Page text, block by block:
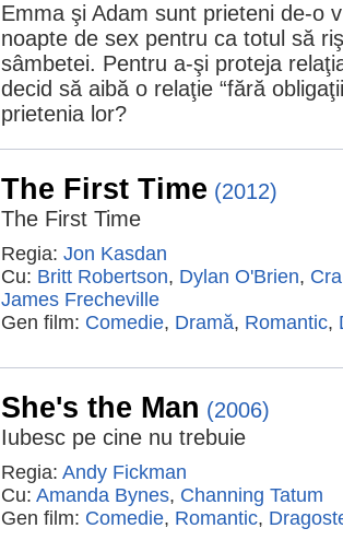
Emma şi Adam sunt prieteni de-o
noapte de sex pentru ca totul să
sâmbetei. Pentru a-şi proteja
decid să aibă o relaţie “fără
prietenia lor?
The First Time (2012)
The First Time
Regia: Jon Kasdan
Cu: Britt Robertson, Dylan O'Brien,
James Frecheville
Gen film: Comedie, Dramă, Romantic,
She's the Man (2006)
Iubesc pe cine nu trebuie
Regia: Andy Fickman
Cu: Amanda Bynes, Channing Tatum
Gen film: Comedie, Romantic,